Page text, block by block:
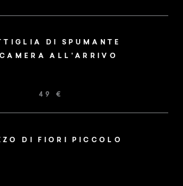
DI SPUMANTE
ALL'ARRIVO
49 €
DI FIORI PICCOLO